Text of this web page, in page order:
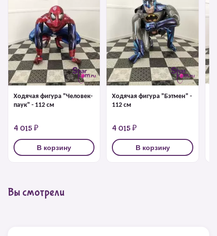
Ходячая фигура "Человек-
паук" - 112 см
4 015 ₽
В корзину
Ходячая фигура "Бэтмен" -
112 см
4 015 ₽
В корзину
Вы смотрели